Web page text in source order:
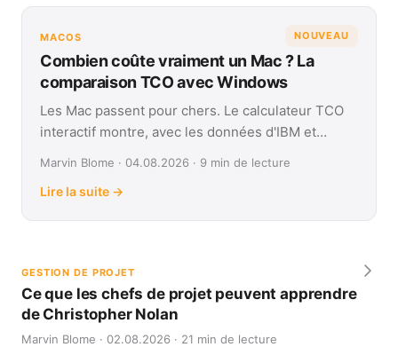
NOUVEAU
MACOS
Combien coûte vraiment un Mac ? La
comparaison TCO avec Windows
Les Mac passent pour chers. Le calculateur TCO
interactif montre, avec les données d'IBM et
Marvin Blome · 04.08.2026 · 9 min de lecture
Lire la suite →
GESTION DE PROJET
Ce que les chefs de projet peuvent apprendre
de Christopher Nolan
Marvin Blome · 02.08.2026 · 21 min de lecture